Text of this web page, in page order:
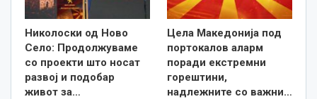
Николоски од Ново
Село: Продолжуваме
со проекти што носат
развој и подобар
живот за…
Цела Македонија под
портокалов аларм
поради екстремни
горештини,
надлежните со важни…